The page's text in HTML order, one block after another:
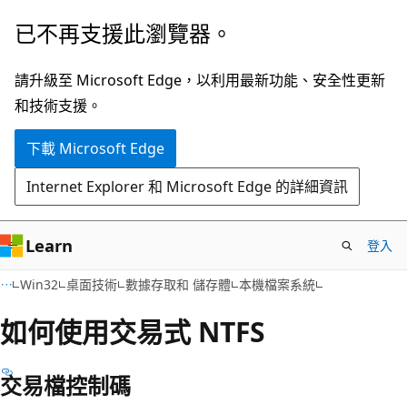
跳
主
要
內
已不再支援此瀏覽器。
請升級至 Microsoft Edge，以利用最新功能、安全性更新
和技術支援。
下載 Microsoft Edge
Internet Explorer 和 Microsoft Edge 的詳細資訊
Learn 登入
Win32 桌面技術 數據存取和 儲存體 本機檔案系統
如何使用交易式 NTFS
交易檔控制碼